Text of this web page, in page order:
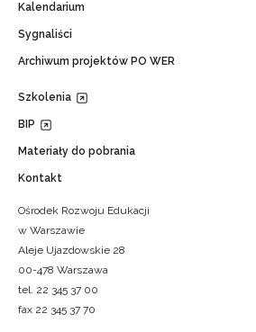
Kalendarium
Sygnaliści
Archiwum projektów PO WER
Szkolenia
BIP
Materiały do pobrania
Kontakt
Ośrodek Rozwoju Edukacji
w Warszawie
Aleje Ujazdowskie 28
00-478 Warszawa
tel. 22 345 37 00
fax 22 345 37 70